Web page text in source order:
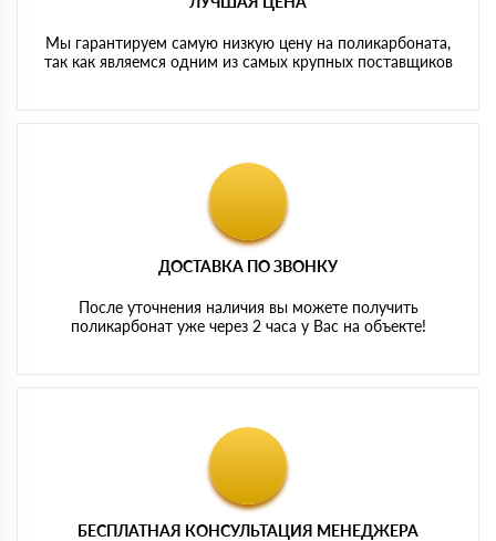
Мы гарантируем самую низкую цену на поликарбоната,
так как являемся одним из самых крупных поставщиков
ДОСТАВКА ПО ЗВОНКУ
После уточнения наличия вы можете получить
поликарбонат уже через 2 часа у Вас на объекте!
БЕСПЛАТНАЯ КОНСУЛЬТАЦИЯ МЕНЕДЖЕРА